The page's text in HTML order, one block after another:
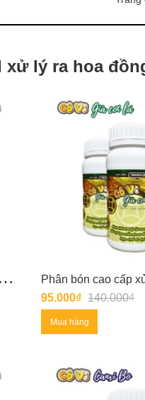
xử lý ra hoa
P
hân bón cao cấp xử lý ra hoa đồng loạt CÔ VI TẠO TÁN
95.000₫ 140.000₫
Mua hàng